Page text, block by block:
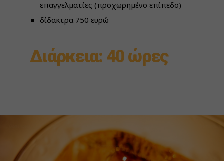
επαγγελματίες (προχωρημένο επίπεδο)
δίδακτρα 750 ευρώ
Διάρκεια: 40 ώρες